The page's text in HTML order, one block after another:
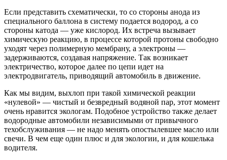
Если представить схематически, то со стороны анода из
специального баллона в систему подается водород, а со
стороны катода — уже кислород. Их встреча вызывает
химическую реакцию, в процессе которой протоны свободно
уходят через полимерную мембрану, а электроны —
задерживаются, создавая напряжение. Так возникает
электричество, которое далее по цепи идет на
электродвигатель, приводящий автомобиль в движение.
Как мы видим, выхлоп при такой химической реакции
«нулевой» — чистый и безвредный водяной пар, этот момент
очень нравится экологам. Подобное устройство также делает
водородные автомобили независимыми от привычного
техобслуживания — не надо менять опостылевшее масло или
свечи. В чем еще один плюс и для экологии, и для кошелька
водителя.